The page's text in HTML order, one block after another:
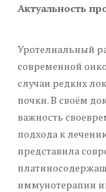
Актуальность
Уротелиальный
современной
случаи редких
почки. В своём
важность
подхода к
представила
иммунотерапии